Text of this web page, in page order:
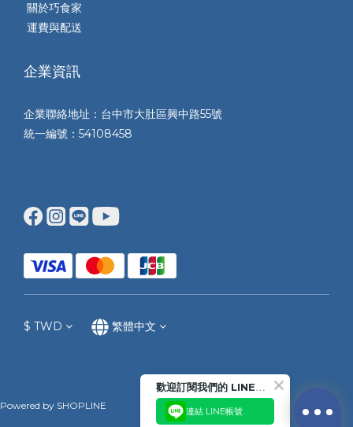
關於巧食家
運費與配送
企業資訊
企業聯絡地址：台中市大肚區興中路55號
統一編號：54108458
$ TWD 繁體中文
Powered by SHOPLINE
歡迎訂閱我們的 LINE官方帳號
連結 LINE帳號